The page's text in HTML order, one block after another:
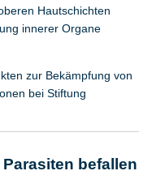
Hautschichten
innerer Organe
zur Bekämpfung von
bei Stiftung
befallen